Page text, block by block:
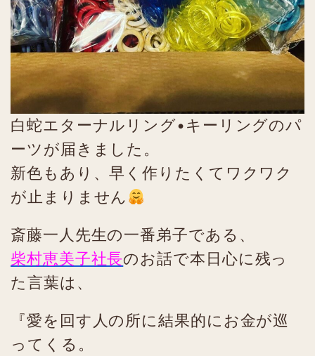
白蛇エターナルリング•キーリングのパ
ーツが届きました。
新色もあり、早く作りたくてワクワク
が止まりません
斎藤一人先生の一番弟子である、
柴村恵美子社長のお話で本日心に残っ
た言葉は、
『愛を回す人の所に結果的にお金が巡
ってくる。